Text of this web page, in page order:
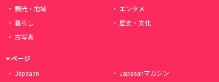
観光・地域
エンタメ
暮らし
歴史・文化
古写真
ページ
Japaaan
Japaaanマガジン